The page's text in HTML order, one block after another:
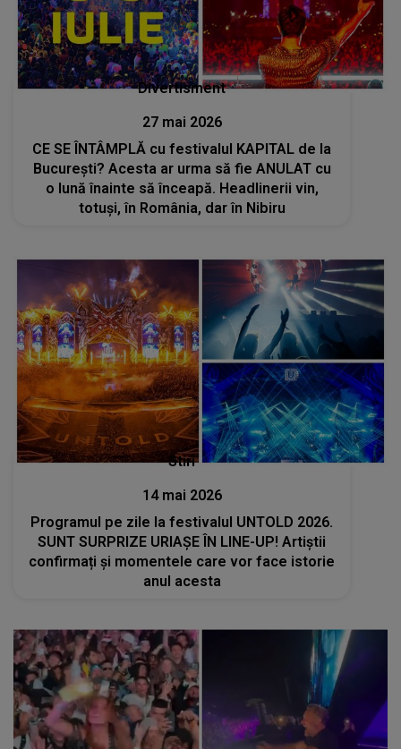
Divertisment
27 mai 2026
CE SE ÎNTÂMPLĂ cu festivalul KAPITAL de la
București? Acesta ar urma să fie ANULAT cu
o lună înainte să înceapă. Headlinerii vin,
totuși, în România, dar în Nibiru
Stiri
14 mai 2026
Programul pe zile la festivalul UNTOLD 2026.
SUNT SURPRIZE URIAȘE ÎN LINE-UP! Artiștii
confirmați și momentele care vor face istorie
anul acesta